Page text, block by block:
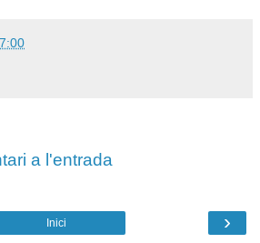
a l'entrada
›
Inici